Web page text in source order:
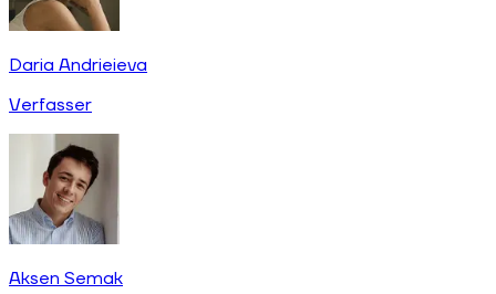
Daria Andrieieva
Verfasser
Aksen Semak